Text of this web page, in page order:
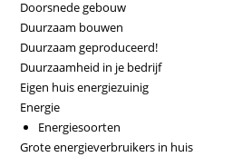
Doorsnede gebouw
Duurzaam bouwen
Duurzaam geproduceerd!
Duurzaamheid in je bedrijf
Eigen huis energiezuinig
Energie
Energiesoorten
Grote energieverbruikers in huis